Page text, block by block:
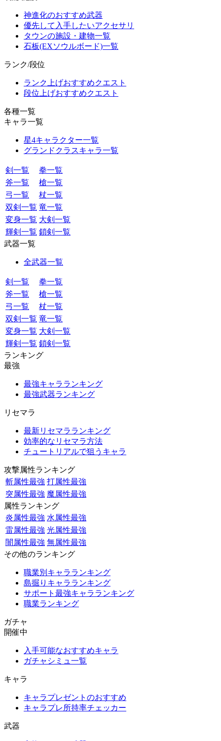
神進化のおすすめ武器
優先して入手したいアクセサリ
タウンの施設・建物一覧
石板(EXソウルボード)一覧
ランク/段位
ランク上げおすすめクエスト
段位上げおすすめクエスト
各種一覧
キャラ一覧
星4キャラクター一覧
グランドクラスキャラ一覧
剣一覧
拳一覧
斧一覧
槍一覧
弓一覧
杖一覧
双剣一覧 竜一覧
変身一覧 大剣一覧
輝剣一覧 鎖剣一覧
武器一覧
全武器一覧
剣一覧
拳一覧
斧一覧
槍一覧
弓一覧
杖一覧
双剣一覧 竜一覧
変身一覧 大剣一覧
輝剣一覧 鎖剣一覧
ランキング
最強
最強キャラランキング
最強武器ランキング
リセマラ
最新リセマラランキング
効率的なリセマラ方法
チュートリアルで狙うキャラ
攻撃属性ランキング
斬属性最強 打属性最強
突属性最強 魔属性最強
属性ランキング
炎属性最強 水属性最強
雷属性最強 光属性最強
闇属性最強 無属性最強
その他のランキング
職業別キャラランキング
島掘りキャラランキング
サポート最強キャラランキング
職業ランキング
ガチャ
開催中
入手可能なおすすめキャラ
ガチャシミュ一覧
キャラ
キャラプレゼントのおすすめ
キャラプレ所持率チェッカー
武器